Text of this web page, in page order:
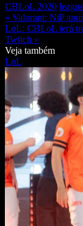
CBLoL 2020
« Valorant: NiP
LoL: CBLoL terá
Twitch »
Veja também
LoL